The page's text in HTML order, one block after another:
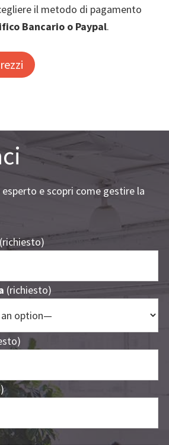
il metodo di pagamento
Bancario o Paypal.
e scopri come gestire la
(richiesto)